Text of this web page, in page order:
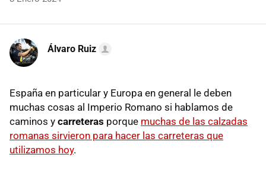
Álvaro Ruiz
España en particular y Europa en general le deben
muchas cosas al Imperio Romano si hablamos de
caminos y carreteras porque muchas de las calzadas
romanas sirvieron para hacer las carreteras que
utilizamos hoy.